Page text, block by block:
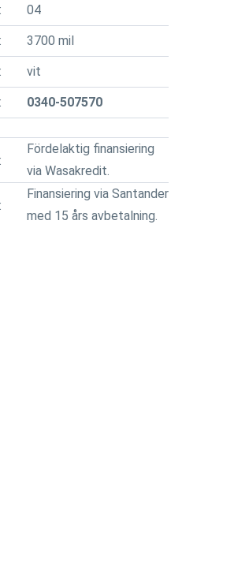
04
3700 mil
vit
0340-507570
Fördelaktig finansiering
via Wasakredit.
Finansiering via Santander
med 15 års avbetalning.